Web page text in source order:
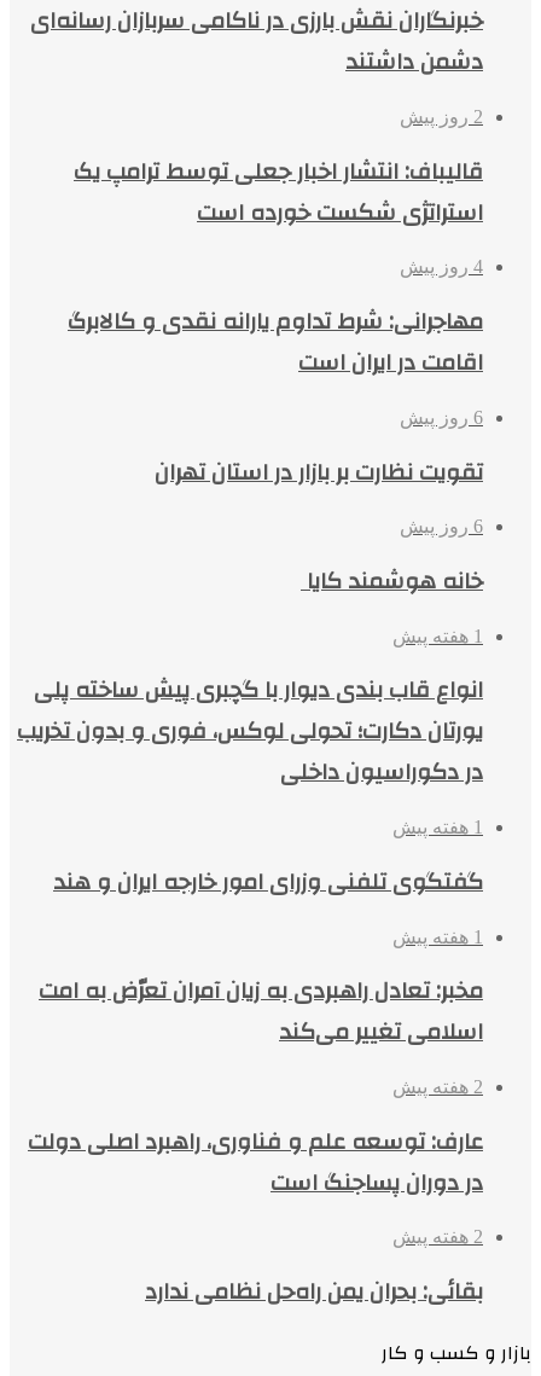
خبرنگاران نقش بارزی در ناکامی سربازان رسانه‌ای
دشمن داشتند
2 روز پیش
قالیباف: انتشار اخبار جعلی توسط ترامپ یک
استراتژی شکست خورده است
4 روز پیش
مهاجرانی: شرط تداوم یارانه نقدی و کالابرگ
اقامت در ایران است
6 روز پیش
تقویت نظارت بر بازار در استان تهران
6 روز پیش
خانه هوشمند کایا
1 هفته پیش
انواع قاب بندی دیوار با گچبری پیش ساخته پلی
یورتان دکارت؛ تحولی لوکس، فوری و بدون تخریب
در دکوراسیون داخلی
1 هفته پیش
گفتگوی تلفنی وزرای امور خارجه ایران و هند
1 هفته پیش
مخبر: تعادل راهبردی به زیان آمران تعرّض به امت
اسلامی تغییر می‌کند
2 هفته پیش
عارف: توسعه علم و فناوری، راهبرد اصلی دولت
در دوران پساجنگ است
2 هفته پیش
بقائی: بحران یمن راه‌حل نظامی ندارد
بازار و کسب و کار